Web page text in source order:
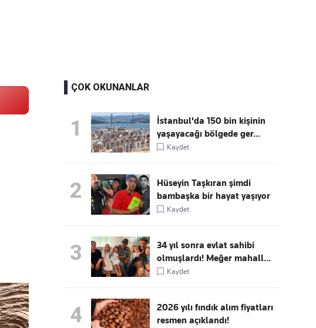
ÇOK OKUNANLAR
1
İstanbul'da 150 bin kişinin
yaşayacağı bölgede ger...
Kaydet
2
Hüseyin Taşkıran şimdi
bambaşka bir hayat yaşıyor
Kaydet
3
34 yıl sonra evlat sahibi
olmuşlardı! Meğer mahall...
Kaydet
4
2026 yılı fındık alım fiyatları
resmen açıklandı!